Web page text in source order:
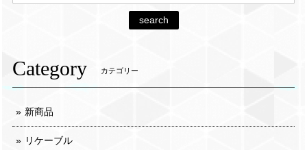
search
Category カテゴリー
新商品
リケーブル